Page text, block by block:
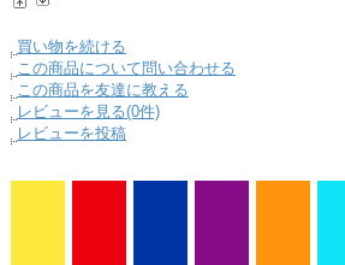
買い物を続ける
この商品について問い合わせる
この商品を友達に教える
レビューを見る(0件)
レビューを投稿